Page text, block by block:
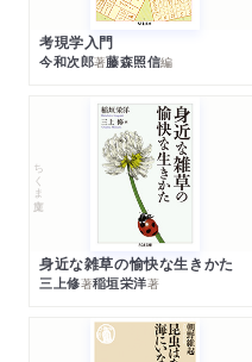
考現学入門
今和次郎著藤森照信編
ちくま文庫
身近な雑草の愉快な生きかた
三上修著稲垣栄洋著